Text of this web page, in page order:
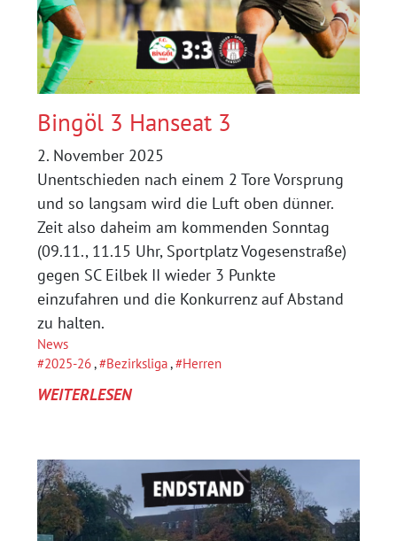
DAS
SPIEL
SPRICHT:
DSC
2
SC
EILBEK
2
Bingöl 3 Hanseat 3
2. November 2025
Unentschieden nach einem 2 Tore Vorsprung
und so langsam wird die Luft oben dünner.
Zeit also daheim am kommenden Sonntag
(09.11., 11.15 Uhr, Sportplatz Vogesenstraße)
gegen SC Eilbek II wieder 3 Punkte
einzufahren und die Konkurrenz auf Abstand
zu halten.
News
2025-26, Bezirksliga, Herren
WEITERLESEN:
HANSEAT